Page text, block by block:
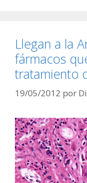
Llegan a la
fármacos
tratamiento
19/05/2012 por